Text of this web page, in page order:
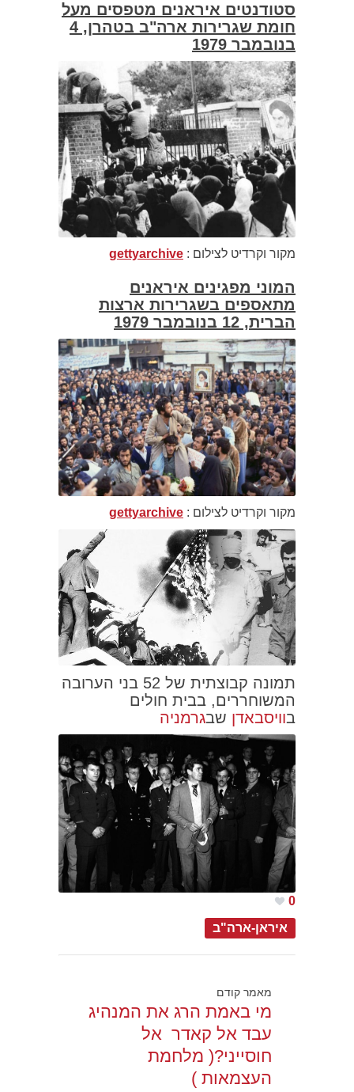
סטודנטים איראנים מטפסים מעל
חומת שגרירות ארה"ב בטהרן, 4
בנובמבר 1979
מקור וקרדיט לצילום : gettyarchive
המוני מפגינים איראנים
מתאספים בשגרירות ארצות
הברית, 12 בנובמבר 1979
מקור וקרדיט לצילום : gettyarchive
תמונה קבוצתית של 52 בני הערובה
המשוחררים, בבית חולים
בוויסבאדן שבגרמניה
0
איראן-ארה"ב
מאמר קודם
מי באמת הרג את המנהיג
עבד אל קאדר אל
חוסייני?( מלחמת
העצמאות )